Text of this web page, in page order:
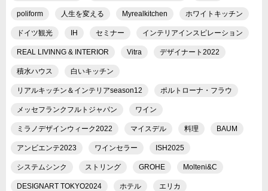
poliform 人生を変える Myrealkitchen ホワイトキッチン
ドイツ観光 IH セミナー インテリアインスピレーション
REAL LIVINNG & INTERIOR Vitra デザイナート2022
積水ハウス 白いキッチン
リアルキッチン＆インテリアseason12 ポルトローナ・フラウ
メッセフランクフルトジャパン ワイン
ミラノデザインウィーク2022 マイスデル 料理 BAUM
アンビエンテ2023 ワインセラー ISH2025
システムシンク ストリング GROHE Molteni&C
DESIGNART TOKYO2024 ホテル エリカ